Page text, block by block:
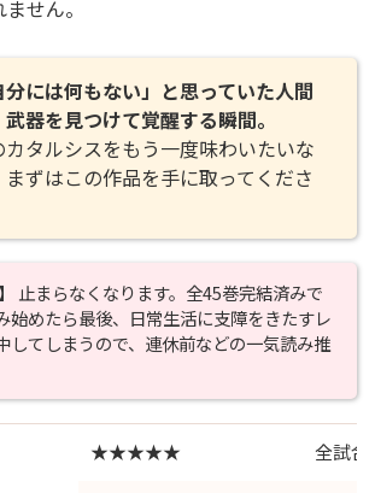
せん。
分には何もない」と思っていた人間
武器を見つけて覚醒する瞬間。
カタルシスをもう一度味わいたいな
まずはこの作品を手に取ってくださ
止まらなくなります。全45巻完結済みで
始めたら最後、日常生活に支障をきたすレ
してしまうので、連休前などの一気読み推
★★★★★ 全試合